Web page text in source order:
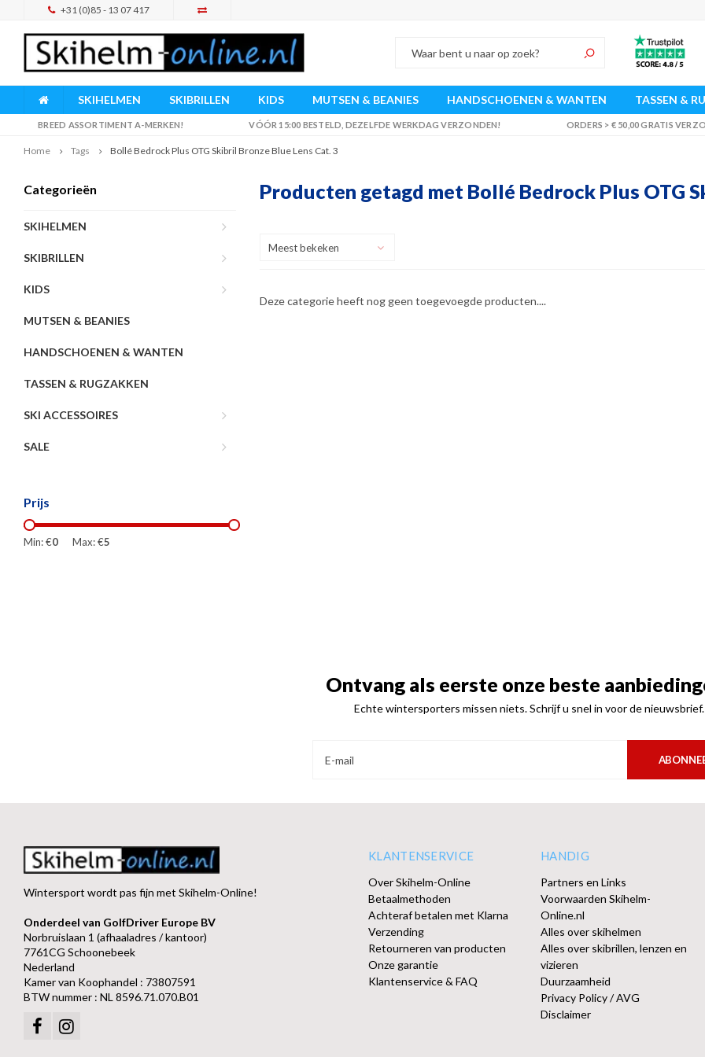
+31 (0)85 - 13 07 417
SKIHELMEN SKIBRILLEN KIDS MUTSEN & BEANIES HANDSCHOENEN & WANTEN TASSEN &
BREED ASSORTIMENT A-MERKEN! VÓÓR 15:00 BESTELD, DEZELFDE WERKDAG VERZONDEN! ORDERS > € 50,00 GRATIS
Home Tags Bollé Bedrock Plus OTG Skibril Bronze Blue Lens Cat. 3
Categorieën
SKIHELMEN
SKIBRILLEN
KIDS
MUTSEN & BEANIES
HANDSCHOENEN & WANTEN
TASSEN & RUGZAKKEN
SKI ACCESSOIRES
SALE
Prijs
Min: €0 Max: €5
Producten getagd met Bollé Bedrock Plus OTG
Meest bekeken
Deze categorie heeft nog geen toegevoegde producten....
Ontvang als eerste onze beste
Echte wintersporters missen niets. Schrijf u snel in voor de nieuwsbrief.
Wintersport wordt pas fijn met Skihelm-Online!
Onderdeel van GolfDriver Europe BV
Norbruislaan 1 (afhaaladres / kantoor)
7761CG Schoonebeek
Nederland
Kamer van Koophandel : 73807591
BTW nummer : NL 8596.71.070.B01
KLANTENSERVICE
Over Skihelm-Online
Betaalmethoden
Achteraf betalen met Klarna
Verzending
Retourneren van producten
Onze garantie
Klantenservice & FAQ
HANDIG
Partners en Links
Voorwaarden Skihelm-
Online.nl
Alles over skihelmen
Alles over skibrillen, lenzen en
vizieren
Duurzaamheid
Privacy Policy / AVG
Disclaimer